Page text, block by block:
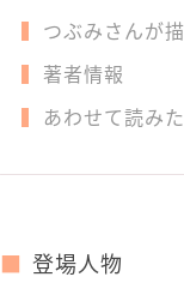
つぶみさんが
著者情報
あわせて読み
登場人物